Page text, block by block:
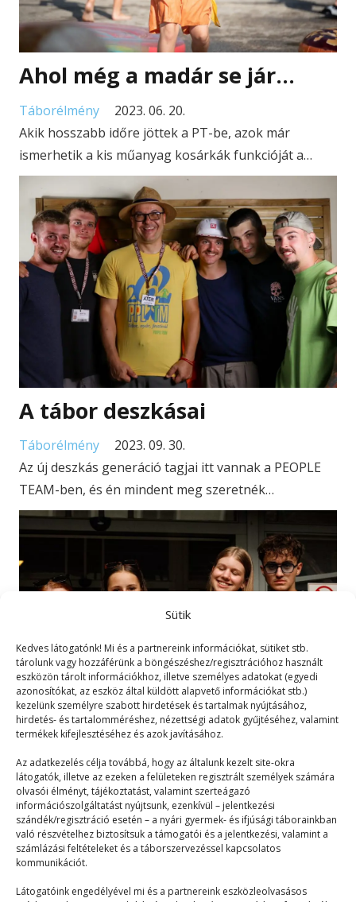
Sütik
Kedves látogatónk! Mi és a partnereink információkat, sütiket stb.
tárolunk vagy hozzáférünk a böngészéshez/regisztrációhoz használt
eszközön tárolt információkhoz, illetve személyes adatokat (egyedi
azonosítókat, az eszköz által küldött alapvető információkat stb.)
kezelünk személyre szabott hirdetések és tartalmak nyújtásához,
hirdetés- és tartalomméréshez, nézettségi adatok gyűjtéséhez, valamint
termékek kifejlesztéséhez és azok javításához.
Az adatkezelés célja továbbá, hogy az általunk kezelt site-okra
látogatók, illetve az ezeken a felületeken regisztrált személyek számára
olvasói élményt, tájékoztatást, valamint szerteágazó
információszolgáltatást nyújtsunk, ezenkívül – jelentkezési
szándék/regisztráció esetén – a nyári gyermek- és ifjúsági táborainkban
való részvételhez biztosítsuk a támogatói és a jelentkezési, valamint a
számlázási feltételeket és a táborszervezéssel kapcsolatos
kommunikációt.
Látogatóink engedélyével mi és a partnereink eszközleolvasásos
Ahol még a madár se jár…
Táborélmény
2023. 06. 20.
Akik hosszabb időre jöttek a PT-be, azok már
ismerhetik a kis műanyag kosárkák funkcióját a…
A tábor deszkásai
Táborélmény
2023. 09. 30.
Az új deszkás generáció tagjai itt vannak a PEOPLE
TEAM-ben, és én mindent meg szeretnék…
PEOPLE TEAM-es kapcsolatok
Táborélmény
2024. 07. 17.
PEOPLE TEAM. Három hét. Kapcsolatok. Szerelem.
Kaland. Boldogság. Nyár. Buli. Egyszer élünk elv.
Távolság. Nincs…